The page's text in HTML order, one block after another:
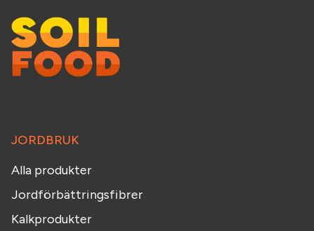
JORDBRUK
Alla produkter
Jordförbättringsfibrer
Kalkprodukter